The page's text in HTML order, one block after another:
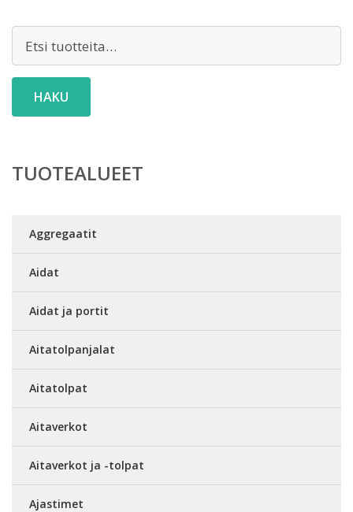
HAKU
TUOTEALUEET
Aggregaatit
Aidat
Aidat ja portit
Aitatolpanjalat
Aitatolpat
Aitaverkot
Aitaverkot ja -tolpat
Ajastimet